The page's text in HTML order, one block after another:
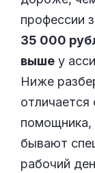
профессии
35 000
выше у
Ниже
отличается
помощника,
бывают
рабочий